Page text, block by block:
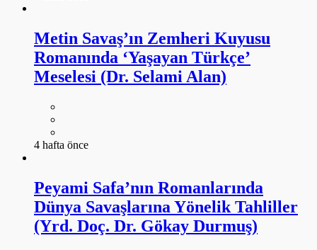
Metin Savaş’ın Zemheri Kuyusu
Romanında ‘Yaşayan Türkçe’
Meselesi (Dr. Selami Alan)
4 hafta önce
Peyami Safa’nın Romanlarında
Dünya Savaşlarına Yönelik Tahliller
(Yrd. Doç. Dr. Gökay Durmuş)